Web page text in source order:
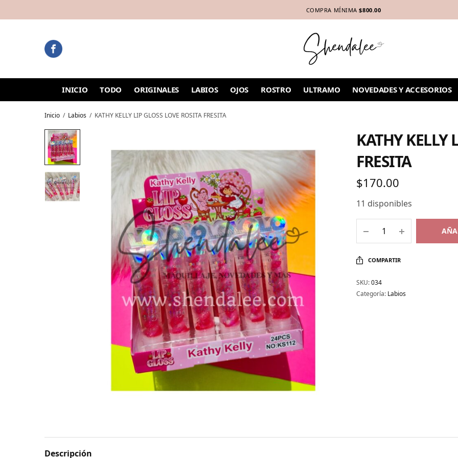
COMPRA MÍNIMA $800.00
INICIO TODO ORIGINALES LABIOS OJOS ROSTRO ULTRAMO NOVEDADES Y ACCESORIOS
Inicio / Labios / KATHY KELLY LIP GLOSS LOVE ROSITA FRESITA
KATHY KELLY
FRESITA
$170.00
11 disponibles
COMPARTIR
SKU:034
Categoría: Labios
Descripción